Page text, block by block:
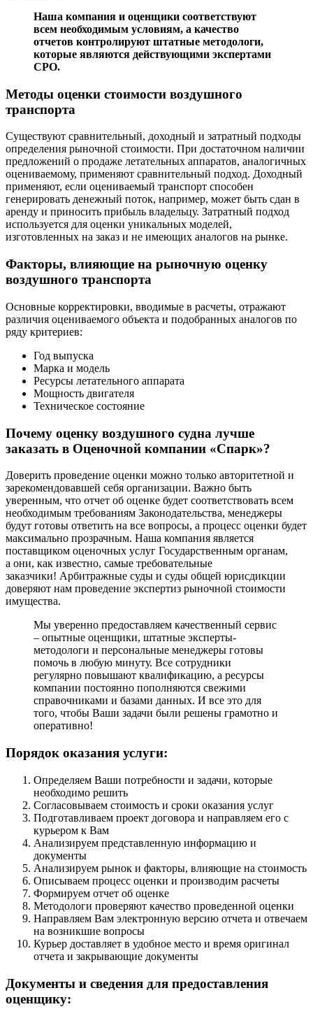
Наша компания и оценщики соответствуют
всем необходимым условиям, а качество
отчетов контролируют штатные методологи,
которые являются действующими экспертами
СРО.
Методы оценки стоимости воздушного
транспорта
Существуют сравнительный, доходный и затратный подходы
определения рыночной стоимости. При достаточном наличии
предложений о продаже летательных аппаратов, аналогичных
оцениваемому, применяют сравнительный подход. Доходный
применяют, если оцениваемый транспорт способен
генерировать денежный поток, например, может быть сдан в
аренду и приносить прибыль владельцу. Затратный подход
используется для оценки уникальных моделей,
изготовленных на заказ и не имеющих аналогов на рынке.
Факторы, влияющие на рыночную оценку
воздушного транспорта
Основные корректировки, вводимые в расчеты, отражают
различия оцениваемого объекта и подобранных аналогов по
ряду критериев:
Год выпуска
Марка и модель
Ресурсы летательного аппарата
Мощность двигателя
Техническое состояние
Почему оценку воздушного судна лучше
заказать в Оценочной компании «Спарк»?
Доверить проведение оценки можно только авторитетной и
зарекомендовавшей себя организации. Важно быть
уверенным, что отчет об оценке будет соответствовать всем
необходимым требованиям Законодательства, менеджеры
будут готовы ответить на все вопросы, а процесс оценки будет
максимально прозрачным. Наша компания является
поставщиком оценочных услуг Государственным органам,
а они, как известно, самые требовательные
заказчики! Арбитражные суды и суды общей юрисдикции
доверяют нам проведение экспертиз рыночной стоимости
имущества.
Мы уверенно предоставляем качественный сервис
– опытные оценщики, штатные эксперты-
методологи и персональные менеджеры готовы
помочь в любую минуту. Все сотрудники
регулярно повышают квалификацию, а ресурсы
компании постоянно пополняются свежими
справочниками и базами данных. И все это для
того, чтобы Ваши задачи были решены грамотно и
оперативно!
Порядок оказания услуги:
Определяем Ваши потребности и задачи, которые
необходимо решить
Согласовываем стоимость и сроки оказания услуг
Подготавливаем проект договора и направляем его с
курьером к Вам
Анализируем представленную информацию и
документы
Анализируем рынок и факторы, влияющие на стоимость
Описываем процесс оценки и производим расчеты
Формируем отчет об оценке
Методологи проверяют качество проведенной оценки
Направляем Вам электронную версию отчета и отвечаем
на возникшие вопросы
Курьер доставляет в удобное место и время оригинал
отчета и закрывающие документы
Документы и сведения для предоставления
оценщику: